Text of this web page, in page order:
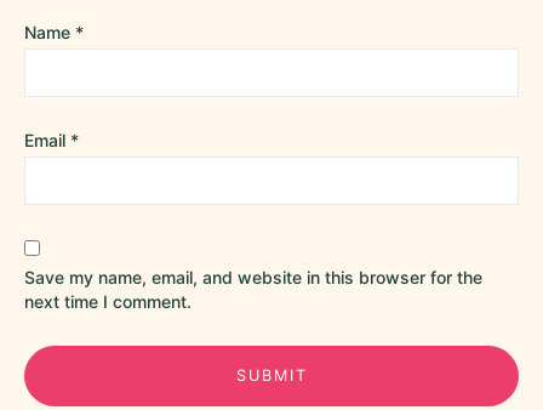
Name *
Email *
Save my name, email, and website in this browser for the
next time I comment.